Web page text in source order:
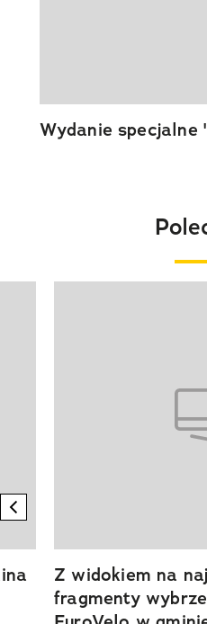
Wydanie
previous element
Z widokiem na
fragmenty